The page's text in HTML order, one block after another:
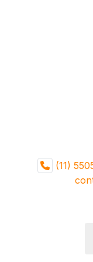
Itanhaém (11)